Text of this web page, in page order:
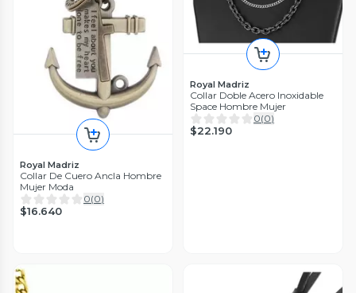
Royal Madriz
Collar De Cuero Ancla Hombre
Mujer Moda
0(0)
$16.640
Royal Madriz
Collar Doble Acero Inoxidable
Space Hombre Mujer
0(0)
$22.190